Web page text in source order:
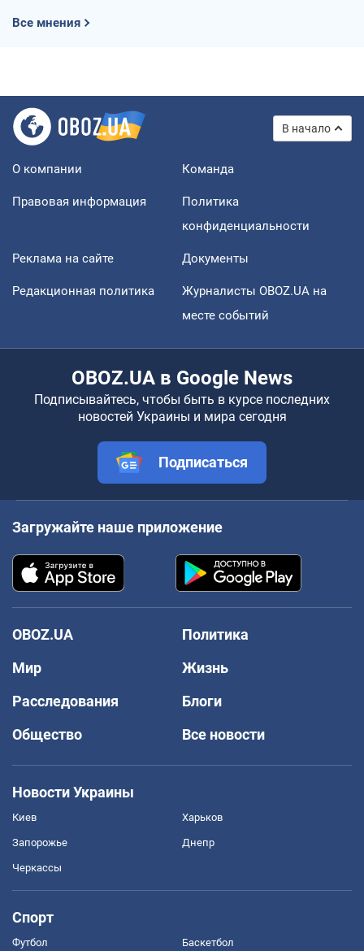
Все мнения
В начало
О компании Команда
Правовая информация
Политика
конфиденциальности
Реклама на сайте Документы
Редакционная политика
Журналисты OBOZ.UA на
месте событий
OBOZ.UA в Google News
Подписывайтесь, чтобы быть в курсе последних
новостей Украины и мира сегодня
Подписаться
Загружайте наше приложение
OBOZ.UA
Политика
Мир
Жизнь
Расследования
Блоги
Общество
Все новости
Новости Украины
Киев Харьков
Запорожье Днепр
Черкассы
Спорт
Футбол Баскетбол